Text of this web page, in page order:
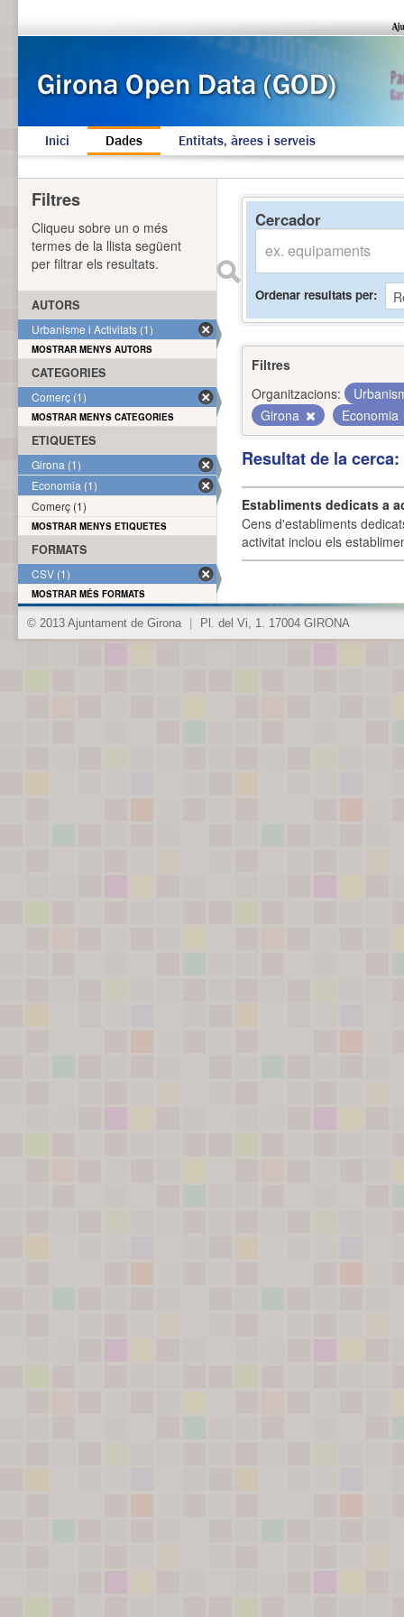
Inici Dades Entitats, àrees i serveis
Cercador
Ordenar resultats per
Filtres
Organitzacions:
Girona
Economia
Resultat de la
Establiments dedicats a
Cens d'establiments
activitat inclou els
Filtres
Cliqueu sobre un o més
termes de la llista següent
per filtrar els resultats.
AUTORS
Urbanisme i Activitats (1)
MOSTRAR MENYS AUTORS
CATEGORIES
Comerç (1)
MOSTRAR MENYS CATEGORIES
ETIQUETES
Girona (1)
Economia (1)
Comerç (1)
MOSTRAR MENYS ETIQUETES
FORMATS
CSV (1)
MOSTRAR MÉS FORMATS
© 2013 Ajuntament de Girona Pl. del Vi, 1. 17004 GIRONA